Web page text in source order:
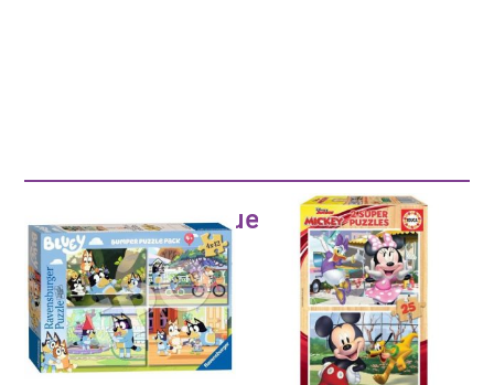
Artículos que pueden interesarte